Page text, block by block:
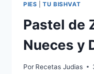
PIES |TU BISHVAT
Pastel de
Nueces y
Por Recetas Judias